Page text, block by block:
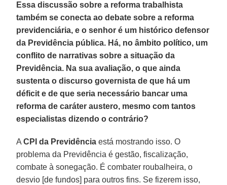
Essa discussão sobre a reforma trabalhista
também se conecta ao debate sobre a reforma
previdenciária, e o senhor é um histórico defensor
da Previdência pública. Há, no âmbito político, um
conflito de narrativas sobre a situação da
Previdência. Na sua avaliação, o que ainda
sustenta o discurso governista de que há um
déficit e de que seria necessário bancar uma
reforma de caráter austero, mesmo com tantos
especialistas dizendo o contrário?
ACPI da Previdência está mostrando isso. O
problema da Previdência é gestão, fiscalização,
combate à sonegação. É combater roubalheira, o
desvio [de fundos] para outros fins. Se fizerem isso,